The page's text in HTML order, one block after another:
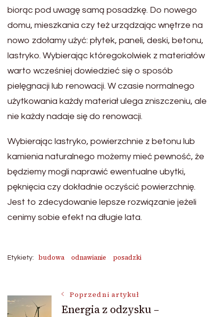
biorąc pod uwagę samą posadzkę. Do nowego
domu, mieszkania czy też urządzając wnętrze na
nowo zdołamy użyć: płytek, paneli, deski, betonu,
lastryko. Wybierając któregokolwiek z materiałów
warto wcześniej dowiedzieć się o sposób
pielęgnacji lub renowacji. W czasie normalnego
użytkowania każdy materiał ulega zniszczeniu, ale
nie każdy nadaje się do renowacji.
Wybierając lastryko, powierzchnie z betonu lub
kamienia naturalnego możemy mieć pewność, że
będziemy mogli naprawić ewentualne ubytki,
pęknięcia czy dokładnie oczyścić powierzchnię.
Jest to zdecydowanie lepsze rozwiązanie jeżeli
cenimy sobie efekt na długie lata.
Etykiety: budowa odnawianie posadzki
NawigacjaPoprzedni artykuł
Energia z odzysku –